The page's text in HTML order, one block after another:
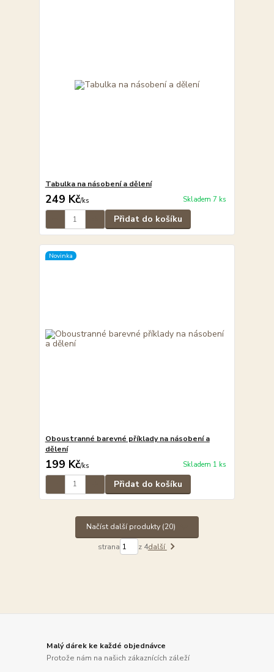
Tabulka na násobení a dělení
249 Kč/ks Skladem 7 ks
Přidat do košíku
Novinka
Oboustranné barevné příklady na násobení a
dělení
199 Kč/ks Skladem 1 ks
Přidat do košíku
Načíst další produkty (20)
strana z 4další
Malý dárek ke každé objednávce
Protože nám na našich zákaznících záleží